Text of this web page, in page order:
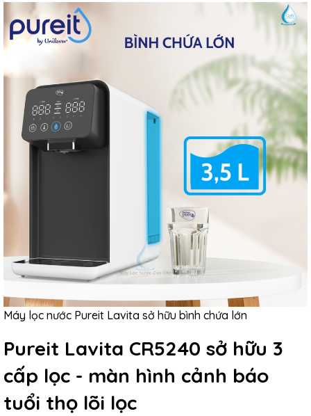
Máy lọc nước Pureit Lavita sở hữu bình chứa lớn
Pureit Lavita CR5240 sở hữu 3
cấp lọc - màn hình cảnh báo
tuổi thọ lõi lọc